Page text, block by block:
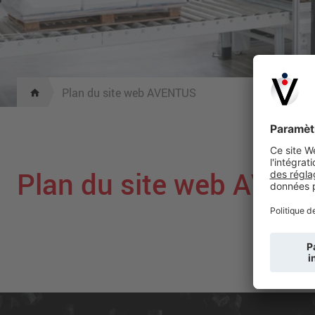
Plan du site web AVENTUS
Plan du site web